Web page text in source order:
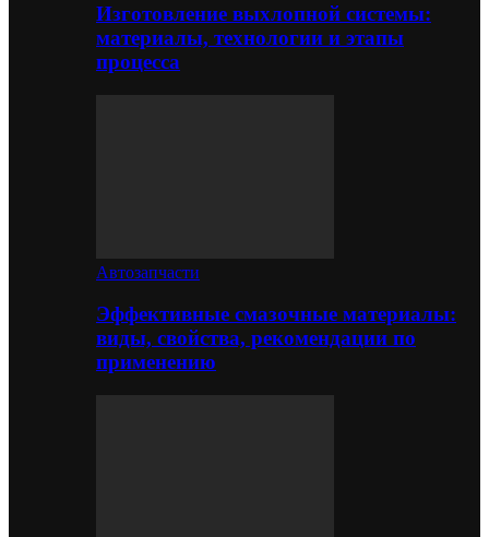
Изготовление выхлопной системы:
материалы, технологии и этапы
процесса
Автозапчасти
Эффективные смазочные материалы:
виды, свойства, рекомендации по
применению